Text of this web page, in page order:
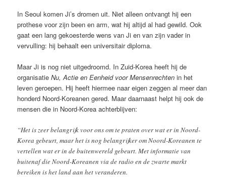
In Seoul komen Ji’s dromen uit. Niet alleen ontvangt hij een
prothese voor zijn been en arm, wat hij altijd al had gewild. Ook
gaat een lang gekoesterde wens van Ji en van zijn vader in
vervulling: hij behaalt een universitair diploma.
Maar Ji is nog niet uitgedroomd. In Zuid-Korea heeft hij de
organisatieNu, Actie en Eenheid voor Mensenrechten in het
leven geroepen. Hij heeft hiermee naar eigen zeggen al meer dan
honderd Noord-Koreanen gered. Maar daarnaast helpt hij ook de
mensen die in Noord-Korea achterblijven:
“Het is zeer belangrijk voor ons om te praten over wat er in Noord-
Korea gebeurt, maar het is nog belangrijker om Noord-Koreanen te
vertellen wat er in de buitenwereld gebeurt. Met informatie van
buitenaf die Noord-Koreanen via de radio en de zwarte markt
bereiken is het land aan het veranderen.